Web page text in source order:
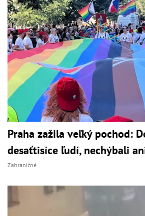
Praha zažila veľký pochod:
desaťtisíce ľudí, nechýbali
Zahraničné